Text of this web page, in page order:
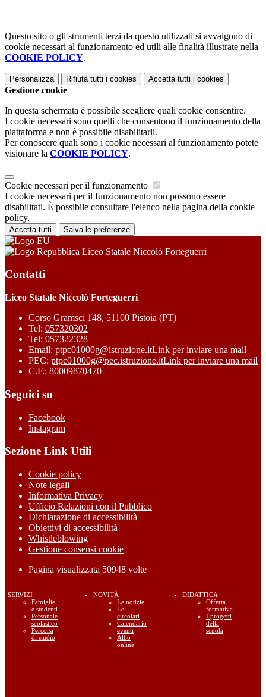
Questo sito o gli strumenti terzi da questo utilizzati si avvalgono di
cookie necessari al funzionamento ed utili alle finalità illustrate nella
COOKIE POLICY.
Personalizza Rifiuta tutti i cookies Accetta tutti i cookies
Gestione cookie
In questa schermata è possibile scegliere quali cookie consentire.
I cookie necessari sono quelli che consentono il funzionamento della
piattaforma e non è possibile disabilitarli.
Per conoscere quali sono i cookie necessari al funzionamento potete
visionare la COOKIE POLICY.
Cookie necessari per il funzionamento
I cookie necessari per il funzionamento non possono essere
disabilitati. È possibile consultare l'elenco nella pagina della cookie
policy.
Accetta tutti Salva le preferenze
Liceo Statale Niccolò Forteguerri
Contatti
Liceo Statale Niccolò Forteguerri
Corso Gramsci 148, 51100 Pistoia (PT)
Tel: 057320302
Tel: 057322328
Email: ptpc01000g@istruzione.itLink per inviare una mail
PEC: ptpc01000g@pec.istruzione.itLink per inviare una mail
C.F.: 80009870470
Seguici su
Facebook
Instagram
Sezione Link Utili
Cookie policy
Note legali
Informativa Privacy
Ufficio Relazioni con il Pubblico
Dichiarazione di accessibilità
Obiettivi di accessibilità
Whistleblowing
Gestione consensi cookie
Pagina visualizzata 50948 volte
SERVIZI
Famiglie
e studenti
Personale
scolastico
Percorsi
di studio
NOVITÀ
Le notizie
Le
circolari
Calendario
eventi
Albo
online
DIDATTICA
Offerta
formativa
I progetti
della
scuola